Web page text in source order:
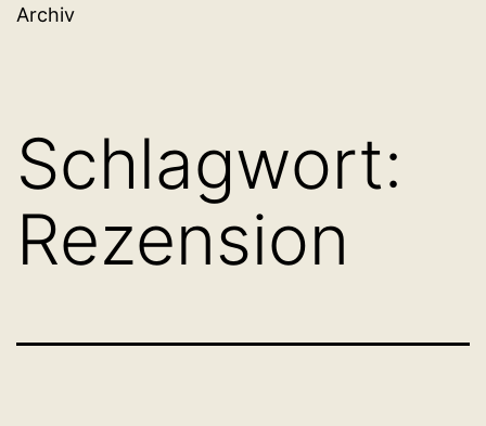
Archiv
Schlagwort:
Rezension